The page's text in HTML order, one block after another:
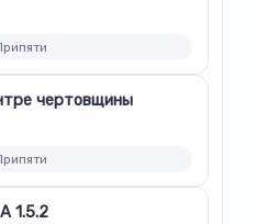
чертовщины
1.5.2